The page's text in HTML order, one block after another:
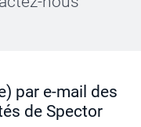
par e-mail des
de Spector